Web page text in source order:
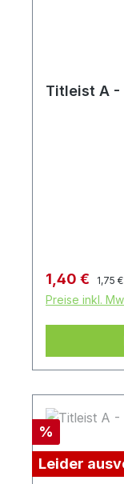
Titleist A -
1,40 € 1,75 €
Preise inkl.
Rabatt
%
Leider